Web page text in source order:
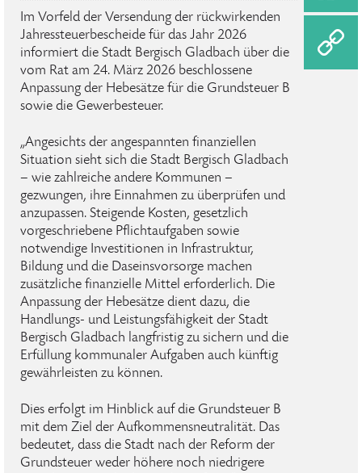
Im Vorfeld der Versendung der rückwirkenden
Jahressteuerbescheide für das Jahr 2026
informiert die Stadt Bergisch Gladbach über die
vom Rat am 24. März 2026 beschlossene
Anpassung der Hebesätze für die Grundsteuer B
sowie die Gewerbesteuer.
„Angesichts der angespannten finanziellen
Situation sieht sich die Stadt Bergisch Gladbach
– wie zahlreiche andere Kommunen –
gezwungen, ihre Einnahmen zu überprüfen und
anzupassen. Steigende Kosten, gesetzlich
vorgeschriebene Pflichtaufgaben sowie
notwendige Investitionen in Infrastruktur,
Bildung und die Daseinsvorsorge machen
zusätzliche finanzielle Mittel erforderlich. Die
Anpassung der Hebesätze dient dazu, die
Handlungs- und Leistungsfähigkeit der Stadt
Bergisch Gladbach langfristig zu sichern und die
Erfüllung kommunaler Aufgaben auch künftig
gewährleisten zu können.
Dies erfolgt im Hinblick auf die Grundsteuer B
mit dem Ziel der Aufkommensneutralität. Das
bedeutet, dass die Stadt nach der Reform der
Grundsteuer weder höhere noch niedrigere